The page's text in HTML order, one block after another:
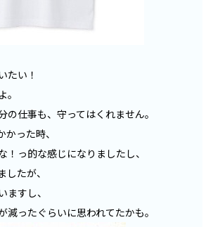
たい！
の仕事も、守ってはくれません。
った時、
！っ的な感じになりましたし、
たが、
ますし、
減ったぐらいに思われてたかも。